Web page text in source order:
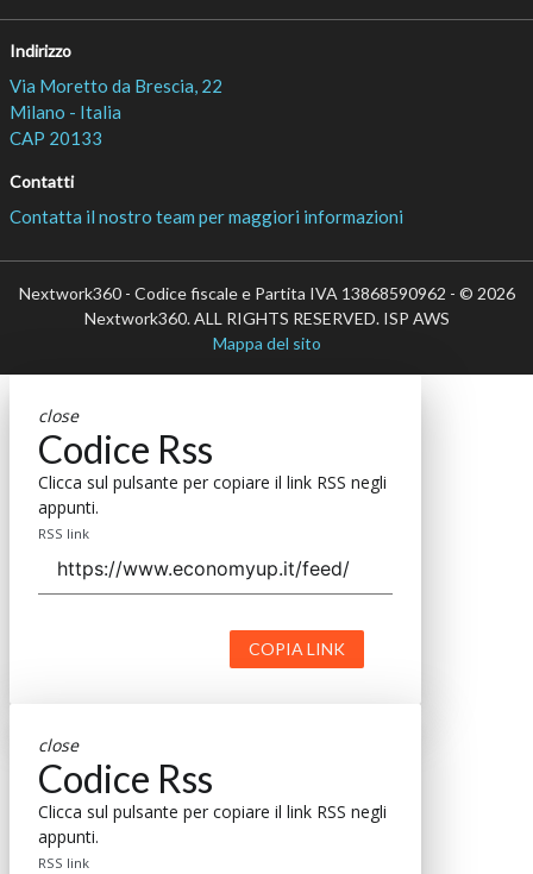
Indirizzo
Via Moretto da Brescia, 22
Milano - Italia
CAP 20133
Contatti
Contatta il nostro team per maggiori informazioni
Nextwork360 - Codice fiscale e Partita IVA 13868590962 - © 2026
Nextwork360. ALL RIGHTS RESERVED. ISP AWS
Mappa del sito
close
Codice Rss
Clicca sul pulsante per copiare il link RSS negli
appunti.
RSS link
COPIA LINK
close
Codice Rss
Clicca sul pulsante per copiare il link RSS negli
appunti.
RSS link